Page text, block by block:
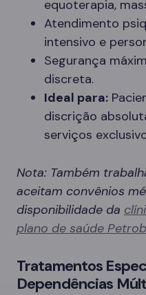
equoterapia,
Atendimento
intensivo e
Segurança
discreta.
Ideal para:
discrição
serviços
Nota: Também
aceitam convênios
disponibilidade da
plano de saúde
Tratamentos
Dependências